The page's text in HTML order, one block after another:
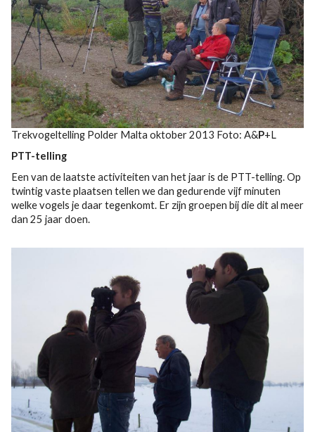
Trekvogeltelling Polder Malta oktober 2013 Foto: A&P+L
PTT-telling
Een van de laatste activiteiten van het jaar is de PTT-telling. Op
twintig vaste plaatsen tellen we dan gedurende vijf minuten
welke vogels je daar tegenkomt. Er zijn groepen bij die dit al meer
dan 25 jaar doen.